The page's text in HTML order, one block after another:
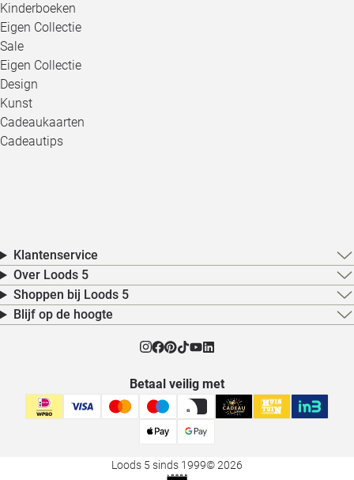
Kinderboeken
Eigen Collectie
Sale
Eigen Collectie
Design
Kunst
Cadeaukaarten
Cadeautips
Klantenservice
Over Loods 5
Shoppen bij Loods 5
Blijf op de hoogte
Betaal veilig met
Loods 5 sinds 1999© 2026